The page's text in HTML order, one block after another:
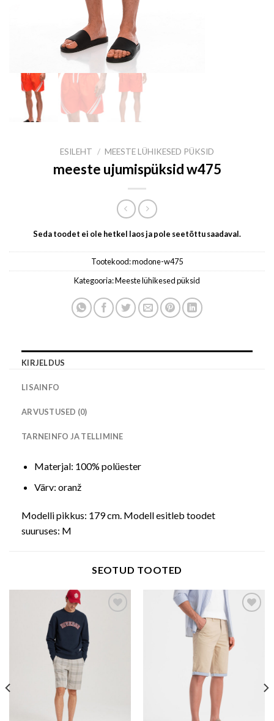
ESILEHT / MEESTE LÜHIKESED PÜKSID
meeste ujumispüksid w475
Seda toodet ei ole hetkel laos ja pole seetõttu saadaval.
Tootekood:modone-w475
Kategooria:Meeste lühikesed püksid
KIRJELDUS
LISAINFO
ARVUSTUSED (0)
TARNEINFO JA TELLIMINE
Materjal: 100% polüester
Värv: oranž
Modelli pikkus: 179 cm. Modell esitleb toodet
suuruses: M
SEOTUD TOOTED
Add to wishlist Add to wishlist